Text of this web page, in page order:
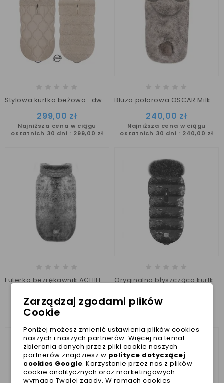
Stylowa kurtka beżowa- dwustronna AMELIA Milk&Pepper
299,00 zł
Najniższa cena w ciągu
ostatnich 30 dni : 299,00 zł
Bluza polarowa OSCAR Milk&Pepper
240,00 zł
Najniższa cena w ciągu
ostatnich 30 dni : 240,00 zł
Futerko bezrękawnik ACHILLE w kolorze szarym Milk&Pepper
210,00 zł
Najniższa cena w ciągu
ostatnich 30 dni :
Oryginalna błyszcząca kurtka zimowa ALYA Milk&Pepper
330,00 zł
Najniższa cena w ciągu
Zarządzaj zgodami plików
Cookie
Poniżej możesz zmienić ustawienia plików cookies
naszych i naszych partnerów. Więcej na temat
zbierania danych przez pliki cookie naszych
partnerów znajdziesz w polityce dotyczącej
cookies Google. Korzystanie przez nas z plików
cookie analitycznych oraz marketingowych
wymaga Twojej zgody. W ramach cookies